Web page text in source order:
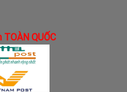
TOÀN QUỐC